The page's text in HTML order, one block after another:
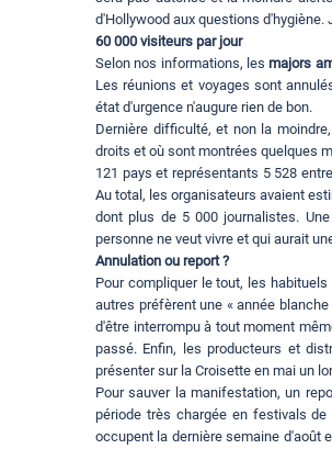
d'Hollywood aux questions
60 000 visiteurs par jour
Selon nos informations, lesmajors
Les réunions et voyages sont
état d'urgence n'augure rien de bon.
Dernière difficulté, et non la
droits et où sont montrées quelques
121 pays et représentants 5 528
Au total, les organisateurs avaient
dont plus de 5 000 journalistes.
personne ne veut vivre et qui aurait
Annulation ou report ?
Pour compliquer le tout, les
autres préfèrent une « année
d'être interrompu à tout moment
passé. Enfin, les producteurs et
présenter sur la Croisette en mai un
Pour sauver la manifestation, un
période très chargée en festivals
occupent la dernière semaine d'août